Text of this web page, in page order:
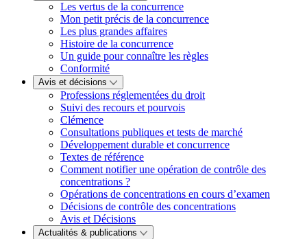
Les vertus de la concurrence
Mon petit précis de la concurrence
Les plus grandes affaires
Histoire de la concurrence
Un guide pour connaître les règles
Conformité
Avis et décisions
Professions réglementées du droit
Suivi des recours et pourvois
Clémence
Consultations publiques et tests de marché
Développement durable et concurrence
Textes de référence
Comment notifier une opération de contrôle des
concentrations ?
Opérations de concentrations en cours d’examen
Décisions de contrôle des concentrations
Avis et Décisions
Actualités & publications